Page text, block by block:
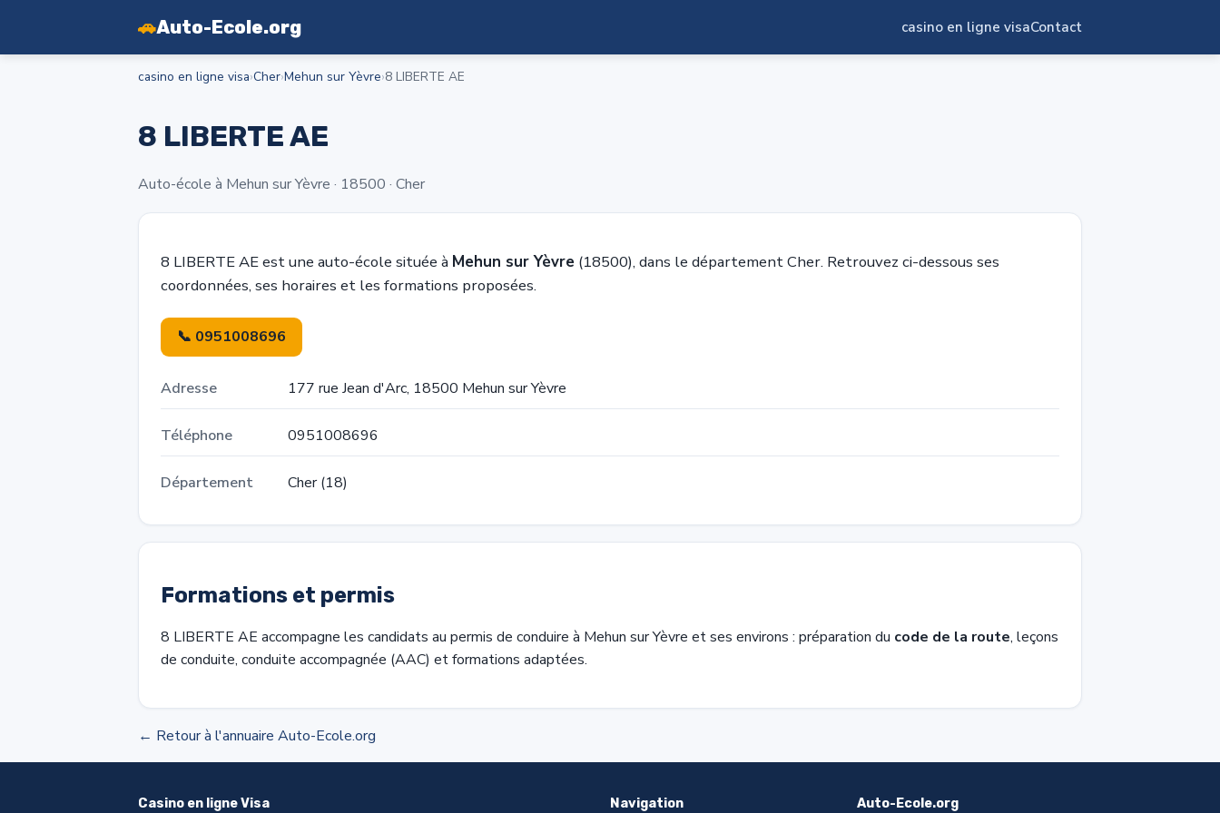
🚗Auto-Ecole.org casino en ligne visaContact
casino en ligne visa›Cher›Mehun sur Yèvre›8 LIBERTE AE
8 LIBERTE AE
Auto-école à Mehun sur Yèvre · 18500 · Cher
8 LIBERTE AE est une auto-école située à Mehun sur Yèvre (18500), dans le département Cher. Retrouvez ci-dessous ses
coordonnées, ses horaires et les formations proposées.
📞 0951008696
Adresse 177 rue Jean d'Arc, 18500 Mehun sur Yèvre
Téléphone 0951008696
Département Cher (18)
Formations et permis
8 LIBERTE AE accompagne les candidats au permis de conduire à Mehun sur Yèvre et ses environs : préparation du code de la route, leçons
de conduite, conduite accompagnée (AAC) et formations adaptées.
← Retour à l'annuaire Auto-Ecole.org
Casino en ligne Visa Navigation Auto-Ecole.org